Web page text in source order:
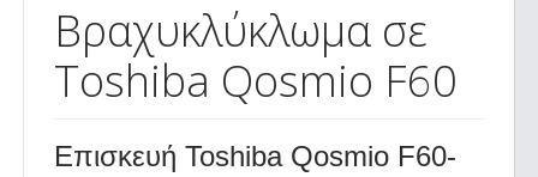
Βραχυκλύκλωμα σε
Toshiba Qosmio F60
Επισκευή Toshiba Qosmio F60-